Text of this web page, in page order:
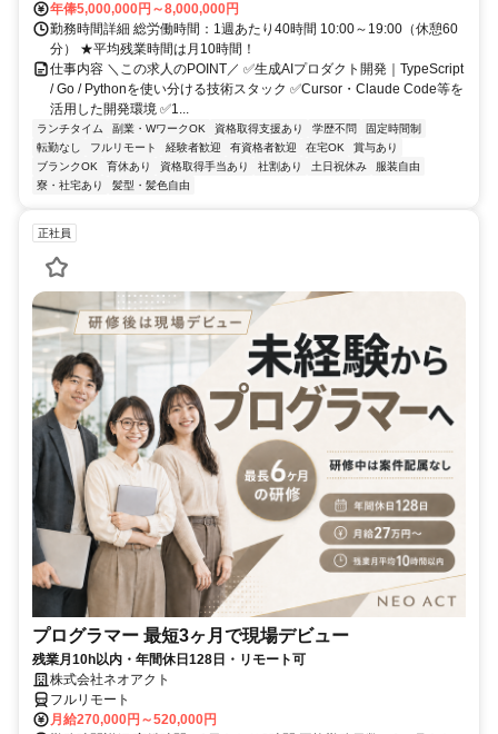
年俸5,000,000円～8,000,000円
勤務時間詳細 総労働時間：1週あたり40時間 10:00～19:00（休憩60
分） ★平均残業時間は月10時間！
仕事内容 ＼この求人のPOINT／ ✅生成AIプロダクト開発｜TypeScript
/ Go / Pythonを使い分ける技術スタック ✅Cursor・Claude Code等を
活用した開発環境 ✅1...
ランチタイム 副業・WワークOK 資格取得支援あり 学歴不問
固定時間制
転勤なし
フルリモート 経験者歓迎 有資格者歓迎 在宅OK
賞与あり
ブランクOK
育休あり 資格取得手当あり 社割あり 土日祝休み
服装自由
寮・社宅あり
髪型・髪色自由
正社員
プログラマー 最短3ヶ月で現場デビュー
残業月10h以内・年間休日128日・リモート可
株式会社ネオアクト
フルリモート
月給270,000円～520,000円